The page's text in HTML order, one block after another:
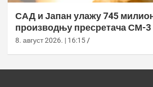
САД и Јапан улажу 745
производњу пресретача СМ-
8. август 2026. | 16:15